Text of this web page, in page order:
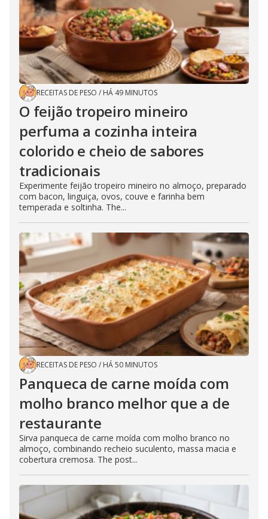
RECEITAS DE PESO / HÁ 49 MINUTOS
O feijão tropeiro mineiro
perfuma a cozinha inteira
colorido e cheio de sabores
tradicionais
Experimente feijão tropeiro mineiro no almoço, preparado
com bacon, linguiça, ovos, couve e farinha bem
temperada e soltinha. The...
RECEITAS DE PESO / HÁ 50 MINUTOS
Panqueca de carne moída com
molho branco melhor que a de
restaurante
Sirva panqueca de carne moída com molho branco no
almoço, combinando recheio suculento, massa macia e
cobertura cremosa. The post...